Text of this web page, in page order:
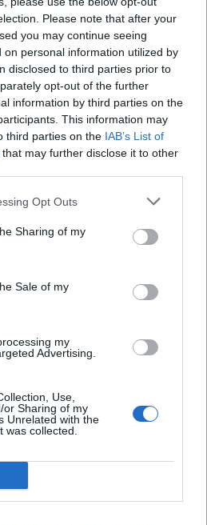
Please note that after your
you may continue seeing
on personal information utilized by
disclosed to third parties prior to
opt-out of the further
information by third parties on the
This information may
third parties on the IAB’s List of
that may further disclose it to other
Opt Outs
Sharing of my
Sale of my
my
Advertising.
Use,
or Sharing of my
Unrelated with the
was collected.
στο Νοσοκομείο
μόλις 8 ημερών
δρομολόγιο «γη -
που τόσοι αγάπησαν